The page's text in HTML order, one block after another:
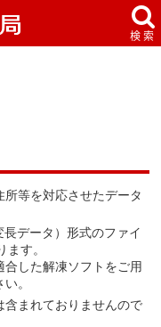
等を対応させたデータ
データ）形式のファイ
す。
した解凍ソフトをご用
。
含まれておりませんので